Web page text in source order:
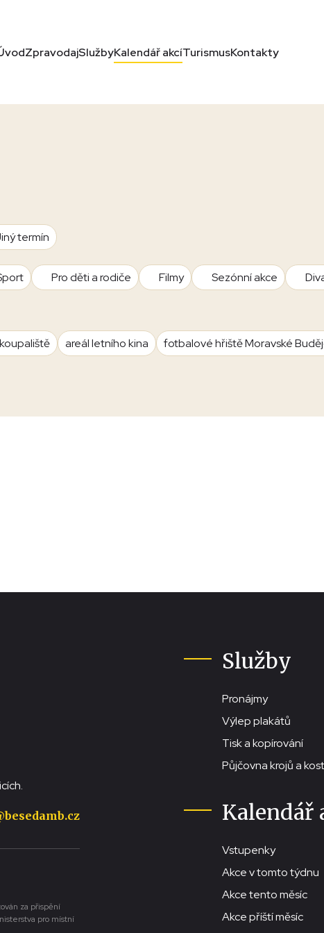
ZpravodajSlužbyKalendář akcíTurismusKontakty
termín
Pro děti a rodiče Filmy Sezónní akce
areál letního kina
fotbalové hřiště Moravské
za přispění
pro místní
Služby
Pronájmy
Výlep plakátů
Tisk a kopírování
Půjčovna krojů a
Kalendář
Vstupenky
Akce v tomto týdnu
Akce tento měsíc
Akce příští měsíc